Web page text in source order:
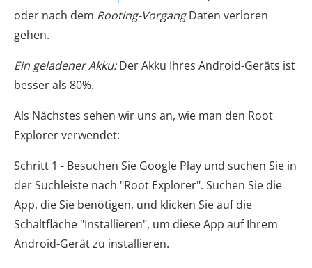
oder nach dem Rooting-VorgangDaten verloren
gehen.
Ein geladener Akku:Der Akku Ihres Android-Geräts ist
besser als 80%.
Als Nächstes sehen wir uns an, wie man den Root
Explorer verwendet:
Schritt 1 - Besuchen Sie Google Play und suchen Sie in
der Suchleiste nach "Root Explorer". Suchen Sie die
App, die Sie benötigen, und klicken Sie auf die
Schaltfläche "Installieren", um diese App auf Ihrem
Android-Gerät zu installieren.